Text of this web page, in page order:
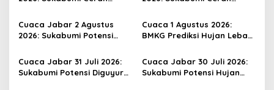
Diminta Waspadai
Perubahan Cuaca
Potensi Hujan Ringan pada
Siang hingga Sore
Cuaca Jabar 2 Agustus
2026: Sukabumi Potensi
Warga Waspada Angin
Kencang
Cuaca 1 Agustus 2026:
BMKG Prediksi Hujan Lebat
Guyur Sukabumi dan
Sejumlah Wilayah Jabar
Cuaca Jabar 31 Juli 2026:
Sukabumi Potensi Diguyur
Cuaca Jabar 30 Juli 2026:
Sukabumi Potensi Hujan